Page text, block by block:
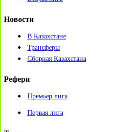
Новости
В Казахстане
Трансферы
Сборная Казахстана
Рефери
Премьер лига
Первая лига